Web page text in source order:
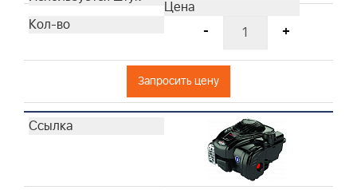
1006020178H5YY7001
1006020177H5YY7001
Husqvarna Series OHV
529347201
599912501
577616821
992423
- +
Запросить цену